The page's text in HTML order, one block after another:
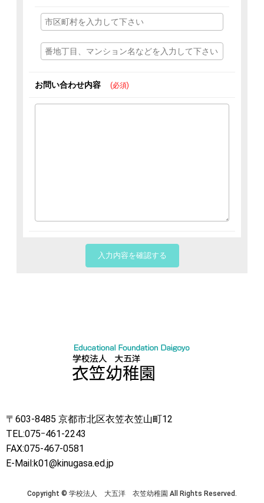
お問い合わせ内容 (必須)
〒603-8485 京都市北区衣笠衣笠山町12
TEL:075ｰ461-2243
FAX:075-467-0581
E-Mail:k01@kinugasa.ed.jp
Copyright © 学校法人 大五洋 衣笠幼稚園 All Rights Reserved.